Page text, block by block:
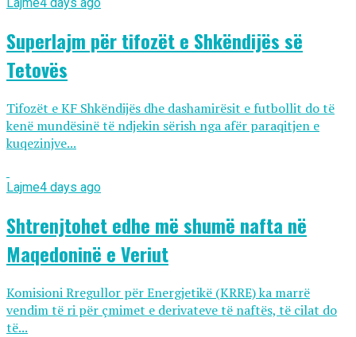
Superlajm për tifozët e Shkëndijës së
Tetovës
Tifozët e KF Shkëndijës dhe dashamirësit e futbollit do të
kenë mundësinë të ndjekin sërish nga afër paraqitjen e
kuqezinjve...
Lajme4 days ago
Shtrenjtohet edhe më shumë nafta në
Maqedoninë e Veriut
Komisioni Rregullor për Energjetikë (KRRE) ka marrë
vendim të ri për çmimet e derivateve të naftës, të cilat do
të...